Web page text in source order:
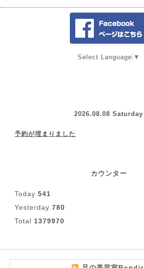
Select Language ▼
2026.08.08 Saturday
予約が埋まりました
カウンター
Today 541
Yesterday 780
Total 1379970